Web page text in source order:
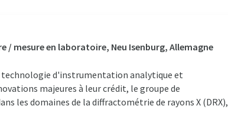
mesure en laboratoire, Neu Isenburg, Allemagne
technologie d'instrumentation analytique et
majeures à leur crédit, le groupe de
les domaines de la diffractométrie de rayons X (DRX),